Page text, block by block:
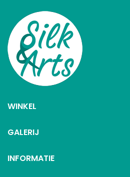
WINKEL
GALERIJ
INFORMATIE